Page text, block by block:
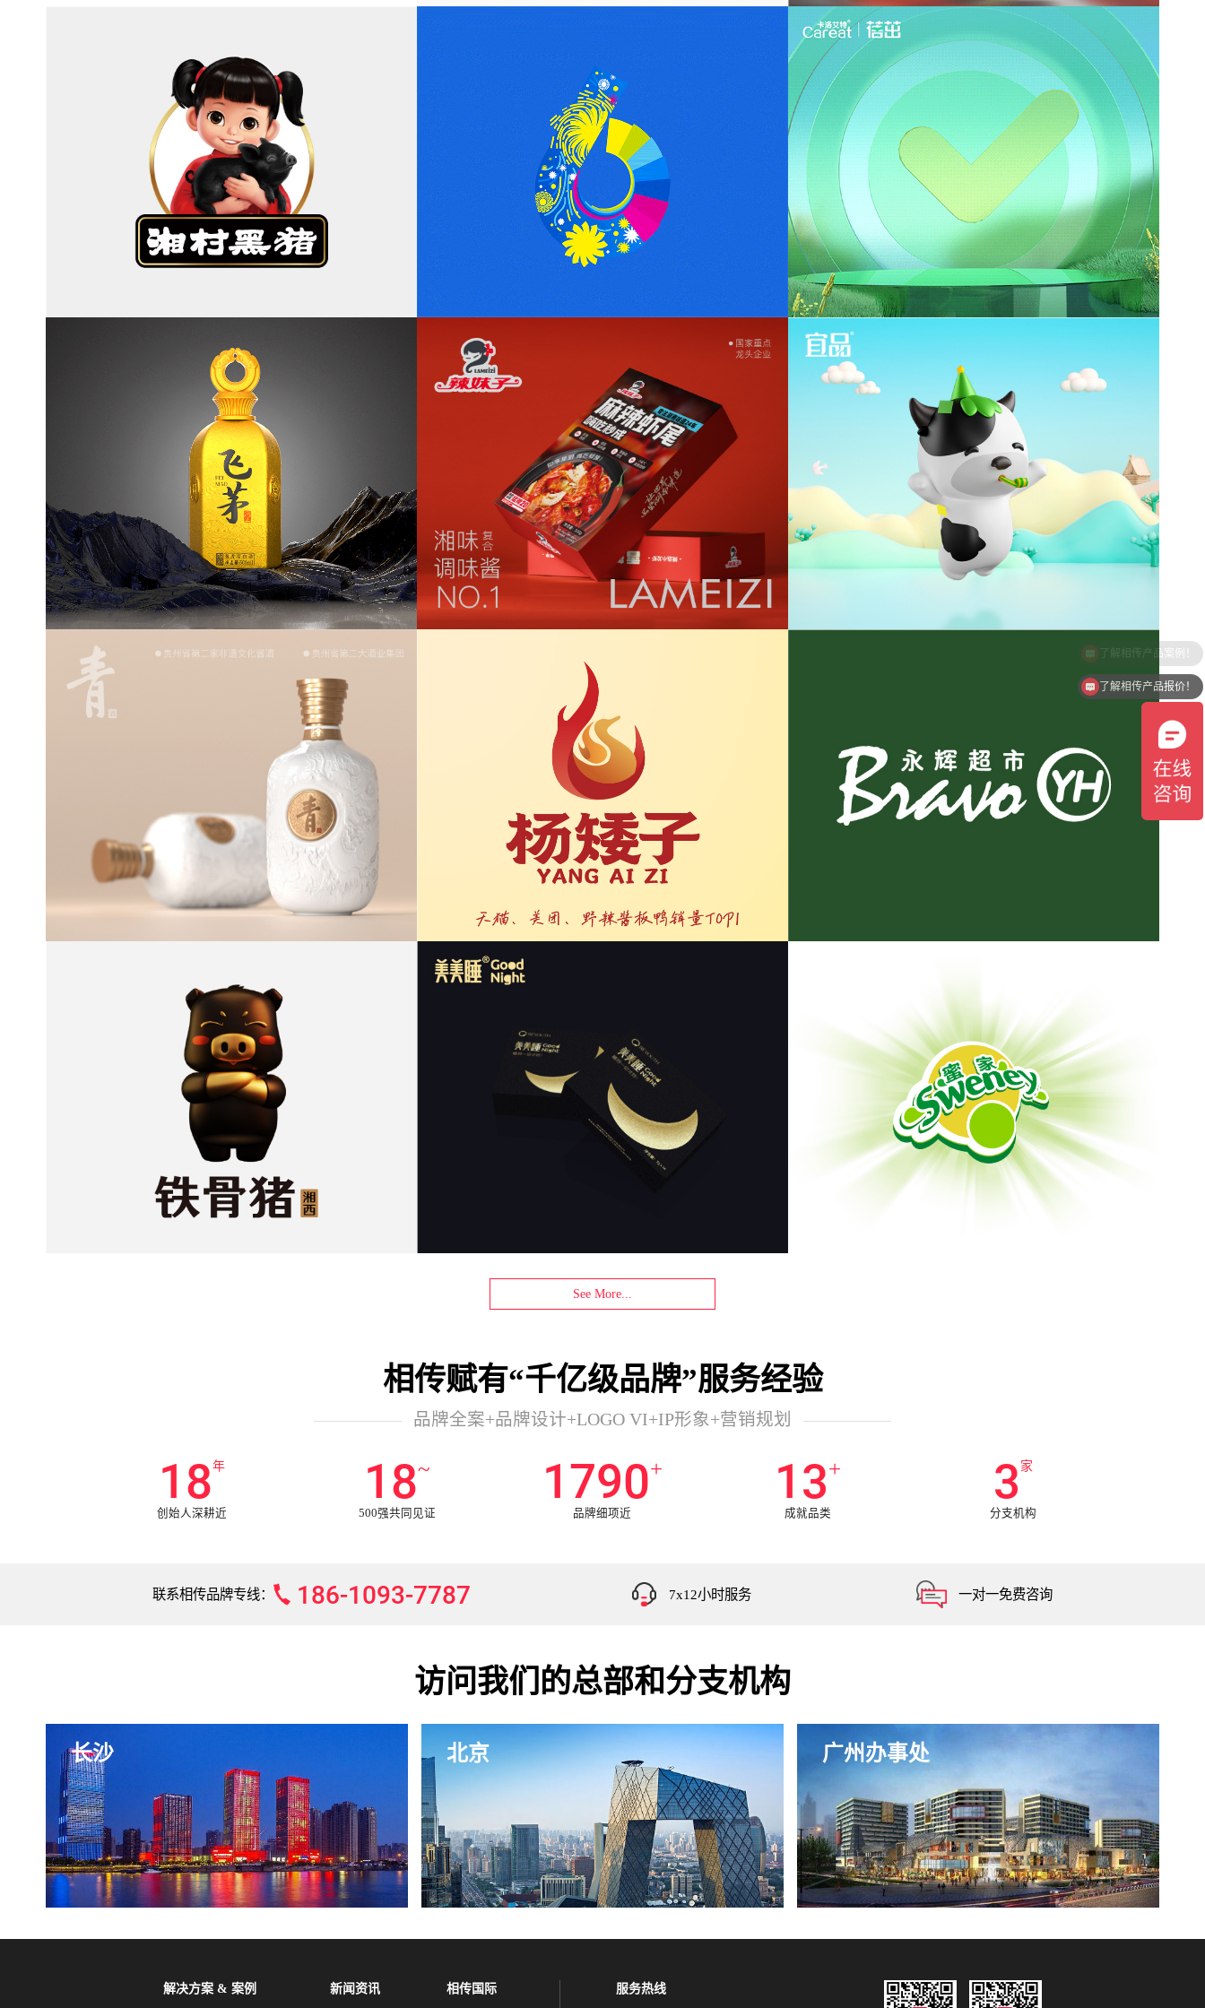
See More...
相传赋有“千亿级品牌”服务经验
品牌全案+品牌设计+LOGO VI+IP形象+营销规划
20年
创始人深耕近
20~
500强共同见证
2000+
品牌细项近
15+
成就品类
3 家
分支机构
联系相传品牌专线： 186-1093-7787 7x12小时服务 一对一免费咨询
访问我们的总部和分支机构
长沙 北京 广州办事处
解决方案 & 案例 新闻资讯 相传国际 服务热线
了解相传产品报价！